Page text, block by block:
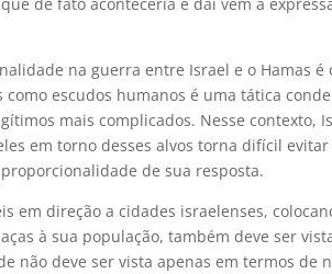
na guerra entre Israel e o Hamas
escudos humanos é uma tática
mais complicados. Nesse contexto,
em torno desses alvos torna difícil
de sua resposta.
em direção a cidades israelenses,
à sua população, também deve ser
não deve ser vista apenas em termos de